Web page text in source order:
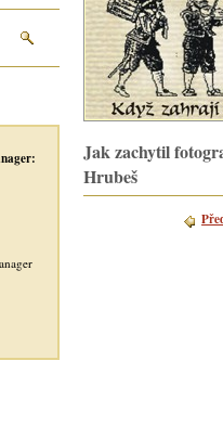
Jak zachytil
Hrubeš